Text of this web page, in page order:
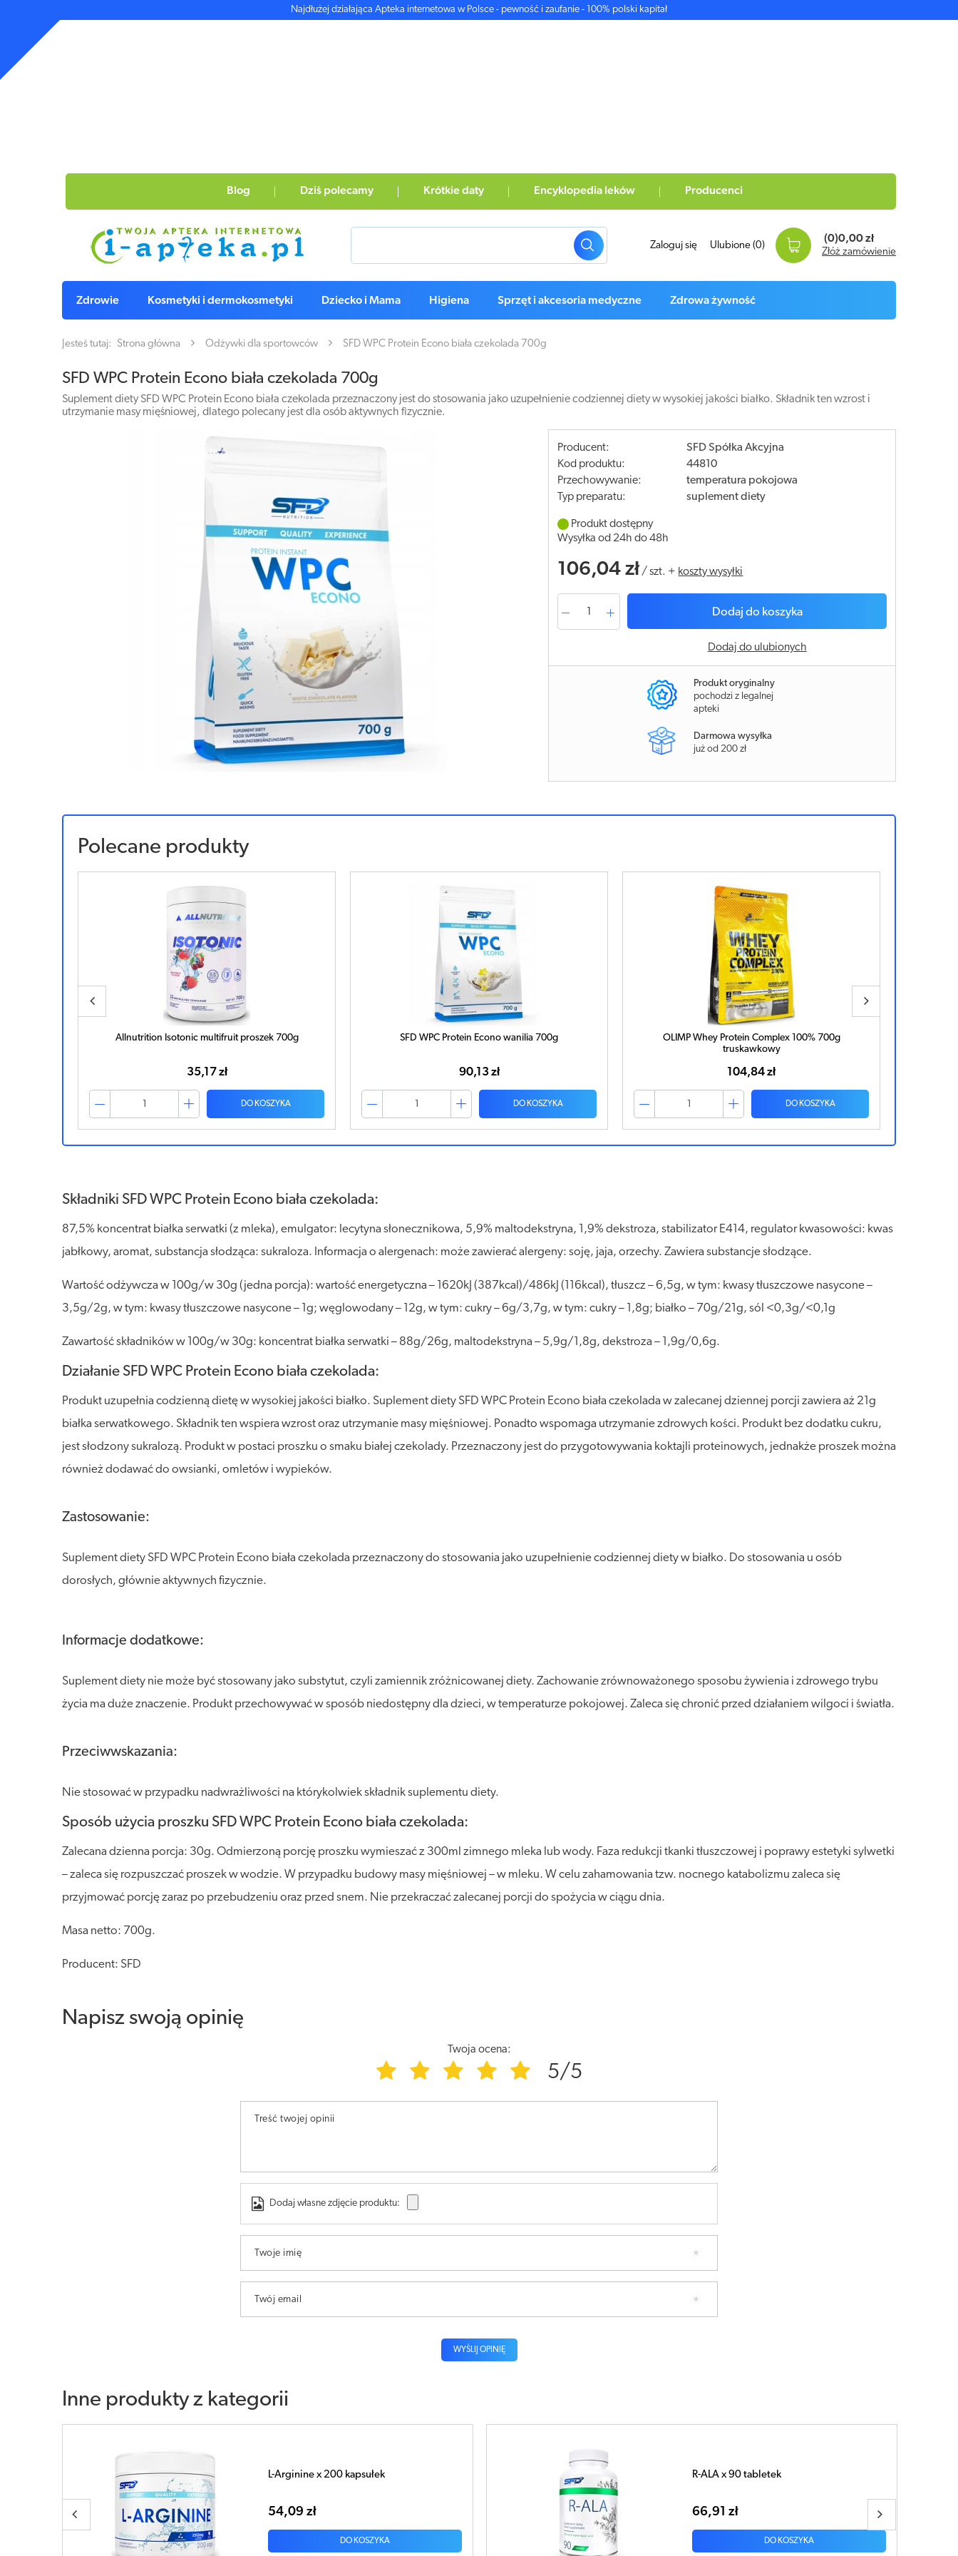
Najdłużej działająca Apteka internetowa w Polsce - pewność i zaufanie - 100% polski kapitał
Blog Dziś polecamy Krótkie daty Encyklopedia leków Producenci
Zaloguj się Ulubione (0)
(0)0,00 zł
Złóż zamówienie
Zdrowie Kosmetyki i dermokosmetyki Dziecko i Mama Higiena Sprzęt i akcesoria medyczne Zdrowa żywność
Jesteś tutaj: Strona główna Odżywki dla sportowców SFD WPC Protein Econo biała czekolada 700g
SFD WPC Protein Econo biała czekolada 700g
Suplement diety SFD WPC Protein Econo biała czekolada przeznaczony jest do stosowania jako uzupełnienie codziennej diety w wysokiej jakości białko. Składnik ten wzrost i
utrzymanie masy mięśniowej, dlatego polecany jest dla osób aktywnych fizycznie.
Producent:
SFD Spółka Akcyjna
Kod produktu:
44810
Przechowywanie:
temperatura pokojowa
Typ preparatu:
suplement diety
Produkt dostępny
Wysyłka od 24h do 48h
106,04 zł /szt. + koszty wysyłki
Dodaj do koszyka
Dodaj do ulubionych
Produkt oryginalny
pochodzi z legalnej
apteki
Darmowa wysyłka
już od 200 zł
Polecane produkty
SFD WPC Protein Econo wanilia 700g
90,13 zł
DO KOSZYKA
OLIMP Whey Protein Complex 100% 700g
104,84 zł
DO KOSZYKA
Allnutrition Isotonic watermelon proszek 700g
35,17 zł
DO KOSZYKA
Składniki SFD WPC Protein Econo biała czekolada:
87,5% koncentrat białka serwatki (z mleka), emulgator: lecytyna słonecznikowa, 5,9% maltodekstryna, 1,9% dekstroza, stabilizator E414, regulator kwasowości: kwas
jabłkowy, aromat, substancja słodząca: sukraloza. Informacja o alergenach: może zawierać alergeny: soję, jaja, orzechy. Zawiera substancje słodzące.
Wartość odżywcza w 100g/w 30g (jedna porcja): wartość energetyczna – 1620kJ (387kcal)/486kJ (116kcal), tłuszcz – 6,5g, w tym: kwasy tłuszczowe nasycone –
3,5g/2g, w tym: kwasy tłuszczowe nasycone – 1g; węglowodany – 12g, w tym: cukry – 6g/3,7g, w tym: cukry – 1,8g; białko – 70g/21g, sól <0,3g/<0,1g
Zawartość składników w 100g/w 30g: koncentrat białka serwatki – 88g/26g, maltodekstryna – 5,9g/1,8g, dekstroza – 1,9g/0,6g.
Działanie SFD WPC Protein Econo biała czekolada:
Produkt uzupełnia codzienną dietę w wysokiej jakości białko. Suplement diety SFD WPC Protein Econo biała czekolada w zalecanej dziennej porcji zawiera aż 21g
białka serwatkowego. Składnik ten wspiera wzrost oraz utrzymanie masy mięśniowej. Ponadto wspomaga utrzymanie zdrowych kości. Produkt bez dodatku cukru,
jest słodzony sukralozą. Produkt w postaci proszku o smaku białej czekolady. Przeznaczony jest do przygotowywania koktajli proteinowych, jednakże proszek można
również dodawać do owsianki, omletów i wypieków.
Zastosowanie:
Suplement diety SFD WPC Protein Econo biała czekolada przeznaczony do stosowania jako uzupełnienie codziennej diety w białko. Do stosowania u osób
dorosłych, głównie aktywnych fizycznie.
Informacje dodatkowe:
Suplement diety nie może być stosowany jako substytut, czyli zamiennik zróżnicowanej diety. Zachowanie zrównoważonego sposobu żywienia i zdrowego trybu
życia ma duże znaczenie. Produkt przechowywać w sposób niedostępny dla dzieci, w temperaturze pokojowej. Zaleca się chronić przed działaniem wilgoci i światła.
Przeciwwskazania:
Nie stosować w przypadku nadwrażliwości na którykolwiek składnik suplementu diety.
Sposób użycia proszku SFD WPC Protein Econo biała czekolada:
Zalecana dzienna porcja: 30g. Odmierzoną porcję proszku wymieszać z 300ml zimnego mleka lub wody. Faza redukcji tkanki tłuszczowej i poprawy estetyki sylwetki
– zaleca się rozpuszczać proszek w wodzie. W przypadku budowy masy mięśniowej – w mleku. W celu zahamowania tzw. nocnego katabolizmu zaleca się
przyjmować porcję zaraz po przebudzeniu oraz przed snem. Nie przekraczać zalecanej porcji do spożycia w ciągu dnia.
Masa netto: 700g.
Producent: SFD
Napisz swoją opinię
Twoja ocena:
5/5
Treść twojej opinii
Dodaj własne zdjęcie produktu:
Twoje imię
Twój email
WYŚLIJ OPINIĘ
Inne produkty z kategorii
R-ALA x 90 tabletek
66,91 zł
DO KOSZYKA
Allnutrition Isotonic multifruit proszek
35,17 zł
DO KOSZYKA